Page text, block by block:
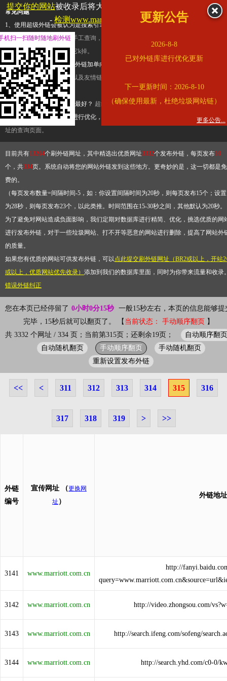
常见问题
1、使用超级外链会被认为是搜索引擎优化作弊吗？ 超级外链只是一个简便而集成
查询工具，模拟的是正常手工查询，不是作弊。如果是作弊，那您可以使用超级外
推广竞争对手的网址，让它k掉。
2、网站优化单纯依靠超级外链加单向链接可行吗？
链，需要结合普通的外链以及友情链接，您可以到站长论坛发布外链，到友情链接
台交换友情链接。
3、如何使用超级外链效果最好？ 超级外链不同于普通的外链，它是动态的链接，
有频繁使用超级外链工具进行优化，才能获得稳定的外链
，最终使搜索引擎收录带
址的查询页面。
目前共有13264个刷外链网址，其中精选出优质网址3332个发布外链，每页发布10
个，共334页。系统自动将您的网站外链发到这些地方。更奇妙的是，这一切都是免
费的。
（每页发布数量=间隔时间-5，如：你设置间隔时间为20秒，则每页发布15个；设置
为28秒，则每页发布23个，以此类推。时间范围在15-30秒之间，其他默认为20秒
为了避免对网站造成负面影响，我们定期对数据库进行精简、优化，挑选优质的网
进行发布外链，对于一些垃圾网站、打不开等恶意的网站进行删除，提高了网站外
的质量。
如果您有优质的网站可供发布外链，可以点此提交刷外链网址（BR2或以上，开站
或以上，优质网站优先收录） 添加到我们的数据库里面，同时为你带来流量和收录
错误外链纠正
您在本页已经停留了 0小时0分16秒 一般15秒左右，本页的信息能够提
完毕，15秒后就可以翻页了。 【 当前状态： 手动顺序翻页 】
共 3332 个网址 / 334 页；当前第315页；还剩余19页；
自动顺序翻页
自动随机翻页
手动顺序翻页
手动随机翻页
重新设置发布外链
<< < 311 312 313 314 315 316
317 318 319 > >>
外链
编号
宣传网址 （更换网
址 ）
外链地址
3141 www.marriott.com.cn
http://
3142 www.marriott.com.cn http://video.zhongsou.com/
3143 www.marriott.com.cn http://search.ifeng.com/sofeng/
3144 www.marriott.com.cn http://search.yhd.com/c0-0/
提交你的网站被收录后将大幅提升流量和外链，
查看展示页面
- 检测www.marriott.com.cn是否收录
更新公告
2026-8-8
已对外链库进行优化更新
下一更新时间：2026-8-10
（确保使用最新，杜绝垃圾网站链）
更多公告...
机扫一扫随时随地刷外链